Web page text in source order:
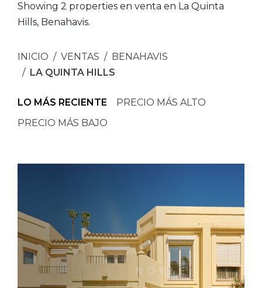
Showing 2 properties en venta en La Quinta
Hills, Benahavis.
INICIO VENTAS
BENAHAVIS
LA QUINTA HILLS
LO MÁS RECIENTE
PRECIO MÁS ALTO
PRECIO MÁS BAJO